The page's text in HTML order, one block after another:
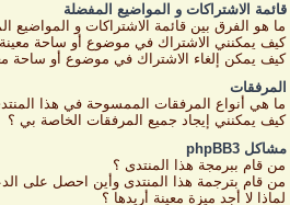
قائمة الاشتراكات و المواضيع المفضلة
ما هو الفرق بين قائمة الاشتراكات و المواضيع
كيف يمكنني الاشتراك في موضوع أو ساحة
كيف يمكن إلغاء الاشتراك في موضوع أو ساحة
المرفقات
ما هي أنواع المرفقات الممسوحة في هذا
كيف يمكنني إيجاد جميع المرفقات الخاصة بي ؟
مشاكل phpBB3
من قام ببرمجة هذا المنتدى ؟
من قام بترجمة هذا المنتدى وأين احصل على
لماذا لا أجد ميزة معينة أريدها ؟